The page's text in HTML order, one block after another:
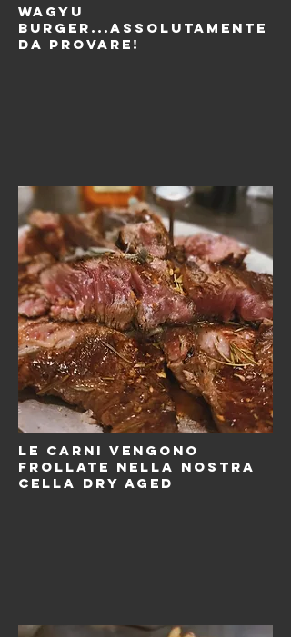
wagyu
burger...assolutamente
da provare!
le carni vengono
frollate nella nostra
cella dry aged